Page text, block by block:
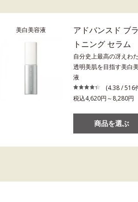
美白美容液
アドバンスド ブ
トニング セラム
自分史上最高の冴えわ
透明美肌を目指す美白
液
(4.38 / 516
税込4,620円～8,280円
商品を選ぶ